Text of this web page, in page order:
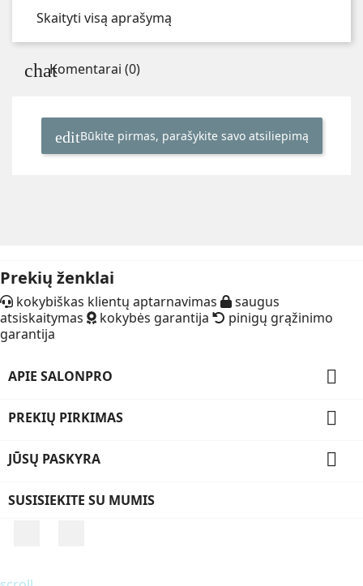
Skaityti visą aprašymą
Komentarai (0)
Būkite pirmas, parašykite savo atsiliepimą
Prekių ženklai
kokybiškas klientų aptarnavimas
saugus
atsiskaitymas
kokybės garantija
pinigų grąžinimo
garantija
APIE SALONPRO 
PREKIŲ PIRKIMAS 
JŪSŲ PASKYRA 
SUSISIEKITE SU MUMIS